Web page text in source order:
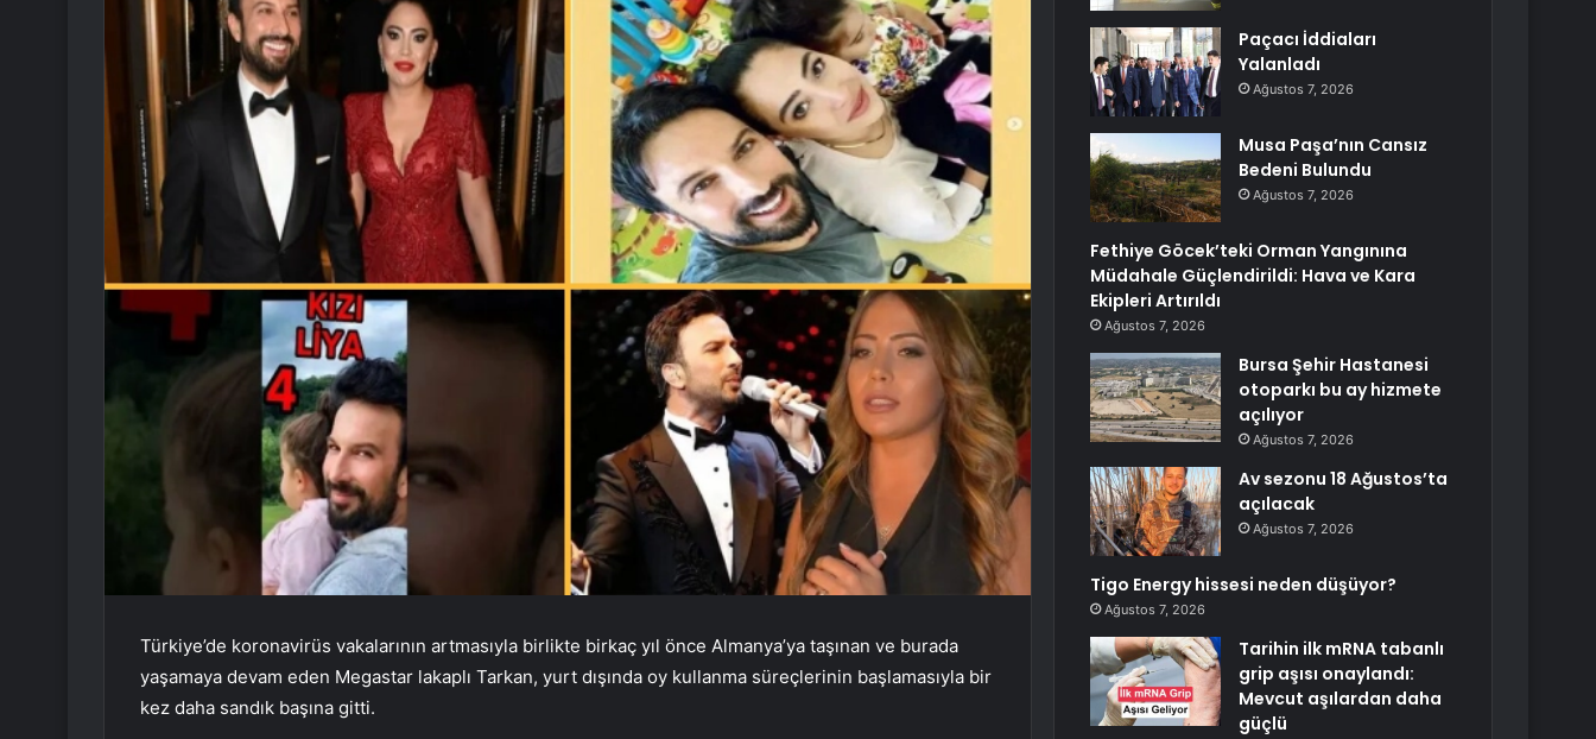
Türkiye’de koronavirüs vakalarının artmasıyla birlikte birkaç yıl önce Almanya’ya taşınan ve burada
yaşamaya devam eden Megastar lakaplı Tarkan, yurt dışında oy kullanma süreçlerinin başlamasıyla bir
kez daha sandık başına gitti.
Paçacı İddiaları
Yalanladı
Ağustos 7, 2026
Musa Paşa’nın Cansız
Bedeni Bulundu
Ağustos 7, 2026
Fethiye Göcek’teki Orman Yangınına
Müdahale Güçlendirildi: Hava ve Kara
Ekipleri Artırıldı
Ağustos 7, 2026
Bursa Şehir Hastanesi
otoparkı bu ay hizmete
açılıyor
Ağustos 7, 2026
Av sezonu 18 Ağustos’ta
açılacak
Ağustos 7, 2026
Tigo Energy hissesi neden düşüyor?
Ağustos 7, 2026
Tarihin ilk mRNA tabanlı
grip aşısı onaylandı:
Mevcut aşılardan daha
güçlü